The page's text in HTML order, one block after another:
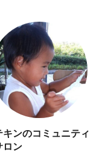
キンのコミュニティ
ロン